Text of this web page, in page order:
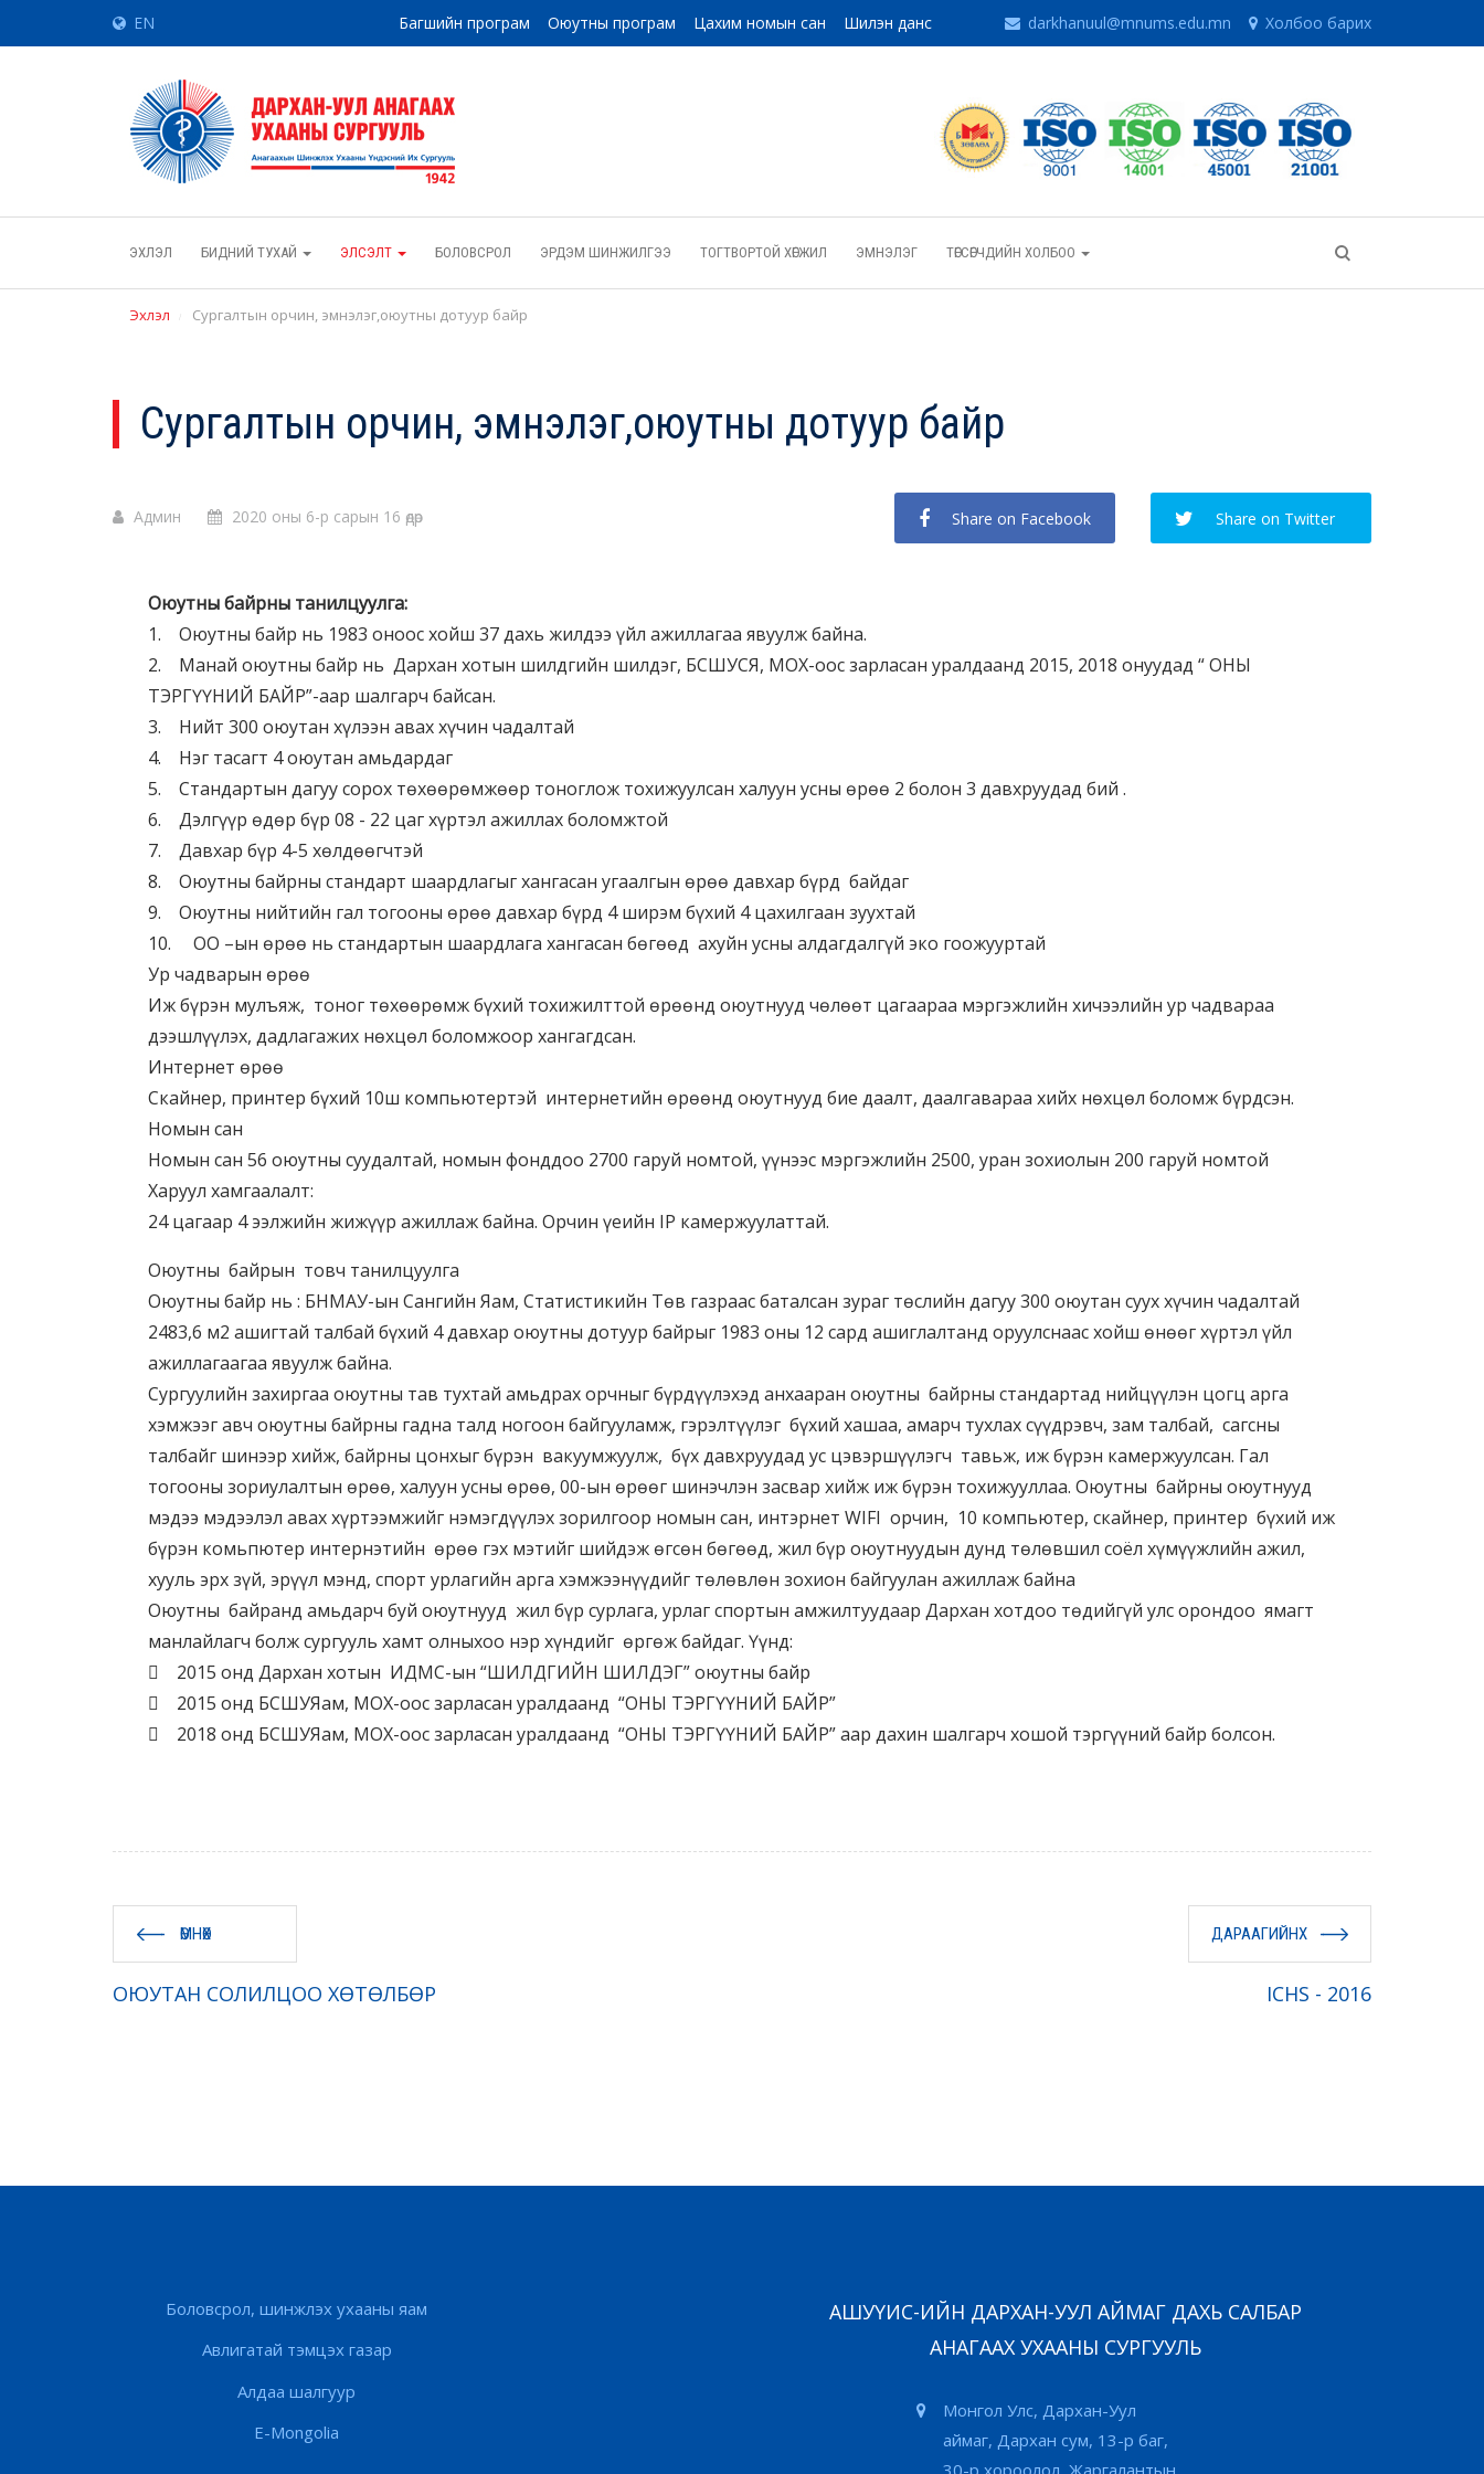
EN Багшийн програм Оюутны програм Цахим номын сан Шилэн данс darkhanuul@mnums.edu.mn Холбоо барих
ЭХЛЭЛ БИДНИЙ ТУХАЙ ЭЛСЭЛТ БОЛОВСРОЛ ЭРДЭМ ШИНЖИЛГЭЭ ТОГТВОРТОЙ ХӨГЖИЛ ЭМНЭЛЭГ ТӨГСӨГЧДИЙН ХОЛБОО
Эхлэл Сургалтын орчин, эмнэлэг,оюутны дотуур байр
Сургалтын орчин, эмнэлэг,оюутны дотуур байр
Админ 2020 оны 6-р сарын 16 өдөр Share on Facebook Share on Twitter
Оюутны байрны танилцуулга:
1. Оюутны байр нь 1983 оноос хойш 37 дахь жилдээ үйл ажиллагаа явуулж байна.
2. Манай оюутны байр нь Дархан хотын шилдгийн шилдэг, БСШУСЯ, МОХ-оос зарласан уралдаанд 2015, 2018 онуудад “ ОНЫ
ТЭРГҮҮНИЙ БАЙР”-аар шалгарч байсан.
3. Нийт 300 оюутан хүлээн авах хүчин чадалтай
4. Нэг тасагт 4 оюутан амьдардаг
5. Стандартын дагуу сорох төхөөрөмжөөр тоноглож тохижуулсан халуун усны өрөө 2 болон 3 давхруудад бий .
6. Дэлгүүр өдөр бүр 08 - 22 цаг хүртэл ажиллах боломжтой
7. Давхар бүр 4-5 хөлдөөгчтэй
8. Оюутны байрны стандарт шаардлагыг хангасан угаалгын өрөө давхар бүрд байдаг
9. Оюутны нийтийн гал тогооны өрөө давхар бүрд 4 ширэм бүхий 4 цахилгаан зуухтай
10. ОО –ын өрөө нь стандартын шаардлага хангасан бөгөөд ахуйн усны алдагдалгүй эко гоожууртай
Ур чадварын өрөө
Иж бүрэн мулъяж, тоног төхөөрөмж бүхий тохижилттой өрөөнд оюутнууд чөлөөт цагаараа мэргэжлийн хичээлийн ур чадвараа
дээшлүүлэх, дадлагажих нөхцөл боломжоор хангагдсан.
Интернет өрөө
Скайнер, принтер бүхий 10ш компьютертэй интернетийн өрөөнд оюутнууд бие даалт, даалгавараа хийх нөхцөл боломж бүрдсэн.
Номын сан
Номын сан 56 оюутны суудалтай, номын фонддоо 2700 гаруй номтой, үүнээс мэргэжлийн 2500, уран зохиолын 200 гаруй номтой
Харуул хамгаалалт:
24 цагаар 4 ээлжийн жижүүр ажиллаж байна. Орчин үеийн IP камержуулаттай.
Оюутны байрын товч танилцуулга
Оюутны байр нь : БНМАУ-ын Сангийн Яам, Статистикийн Төв газраас баталсан зураг төслийн дагуу 300 оюутан суух хүчин чадалтай
2483,6 м2 ашигтай талбай бүхий 4 давхар оюутны дотуур байрыг 1983 оны 12 сард ашиглалтанд оруулснаас хойш өнөөг хүртэл үйл
ажиллагаагаа явуулж байна.
Сургуулийн захиргаа оюутны тав тухтай амьдрах орчныг бүрдүүлэхэд анхааран оюутны байрны стандартад нийцүүлэн цогц арга
хэмжээг авч оюутны байрны гадна талд ногоон байгууламж, гэрэлтүүлэг бүхий хашаа, амарч тухлах сүүдрэвч, зам талбай, сагсны
талбайг шинээр хийж, байрны цонхыг бүрэн вакуумжуулж, бүх давхруудад ус цэвэршүүлэгч тавьж, иж бүрэн камержуулсан. Гал
тогооны зориулалтын өрөө, халуун усны өрөө, 00-ын өрөөг шинэчлэн засвар хийж иж бүрэн тохижууллаа. Оюутны байрны оюутнууд
мэдээ мэдээлэл авах хүртээмжийг нэмэгдүүлэх зорилгоор номын сан, интэрнет WIFI орчин, 10 компьютер, скайнер, принтер бүхий иж
бүрэн комьпютер интернэтийн өрөө гэх мэтийг шийдэж өгсөн бөгөөд, жил бүр оюутнуудын дунд төлөвшил соёл хүмүүжлийн ажил,
хууль эрх зүй, эрүүл мэнд, спорт урлагийн арга хэмжээнүүдийг төлөвлөн зохион байгуулан ажиллаж байна
Оюутны байранд амьдарч буй оюутнууд жил бүр сурлага, урлаг спортын амжилтуудаар Дархан хотдоо төдийгүй улс орондоо ямагт
манлайлагч болж сургууль хамт олныхоо нэр хүндийг өргөж байдаг. Үүнд:
 2015 онд Дархан хотын ИДМС-ын “ШИЛДГИЙН ШИЛДЭГ” оюутны байр
 2015 онд БСШУЯам, МОХ-оос зарласан уралдаанд “ОНЫ ТЭРГҮҮНИЙ БАЙР”
 2018 онд БСШУЯам, МОХ-оос зарласан уралдаанд “ОНЫ ТЭРГҮҮНИЙ БАЙР” аар дахин шалгарч хошой тэргүүний байр болсон.
ӨМНӨХ
ОЮУТАН СОЛИЛЦОО ХӨТӨЛБӨР
ДАРААГИЙНХ
ICHS - 2016
Боловсрол, шинжлэх ухааны яам
Авлигатай тэмцэх газар
Алдаа шалгуур
E-Mongolia
АШУҮИС-ИЙН ДАРХАН-УУЛ АЙМАГ ДАХЬ САЛБАР
АНАГААХ УХААНЫ СУРГУУЛЬ
Монгол Улс, Дархан-Уул
аймаг, Дархан сум, 13-р баг,
30-р хороолол, Жаргалантын